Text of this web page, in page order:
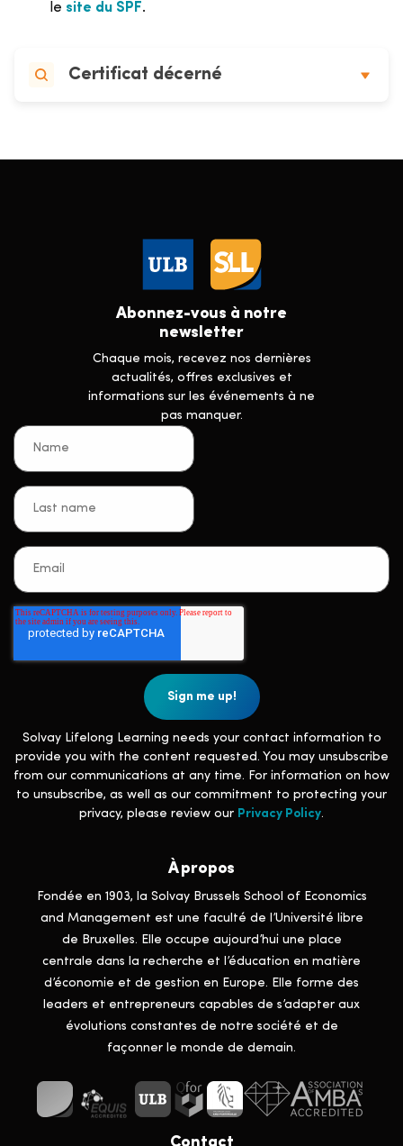
le site du SPF.
Certificat décerné
Abonnez-vous à notre
newsletter
Chaque mois, recevez nos dernières
actualités, offres exclusives et
informations sur les événements à ne
pas manquer.
Solvay Lifelong Learning needs your contact information to
provide you with the content requested. You may unsubscribe
from our communications at any time. For information on how
to unsubscribe, as well as our commitment to protecting your
privacy, please review our Privacy Policy.
À propos
Fondée en 1903, la Solvay Brussels School of Economics
and Management est une faculté de l’Université libre
de Bruxelles. Elle occupe aujourd’hui une place
centrale dans la recherche et l’éducation en matière
d’économie et de gestion en Europe. Elle forme des
leaders et entrepreneurs capables de s’adapter aux
évolutions constantes de notre société et de
façonner le monde de demain.